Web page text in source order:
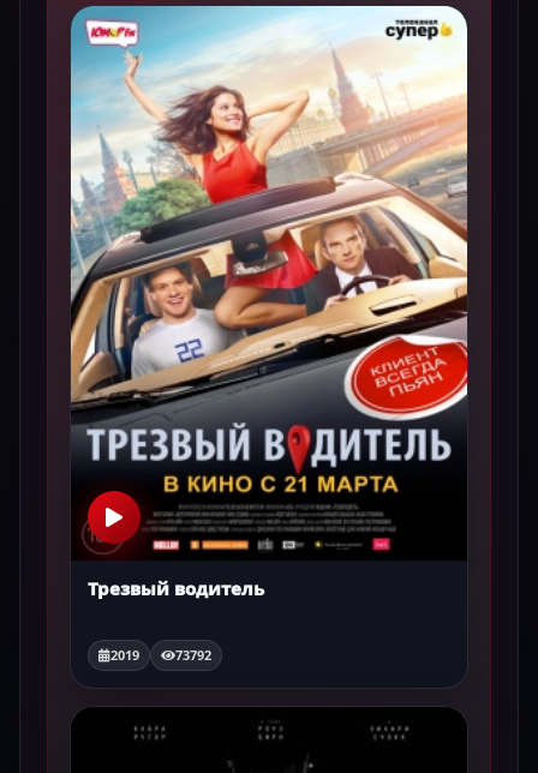
Трезвый водитель
2019 73792